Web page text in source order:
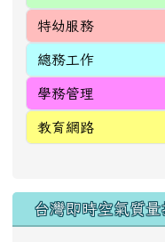
台灣即時空氣質量